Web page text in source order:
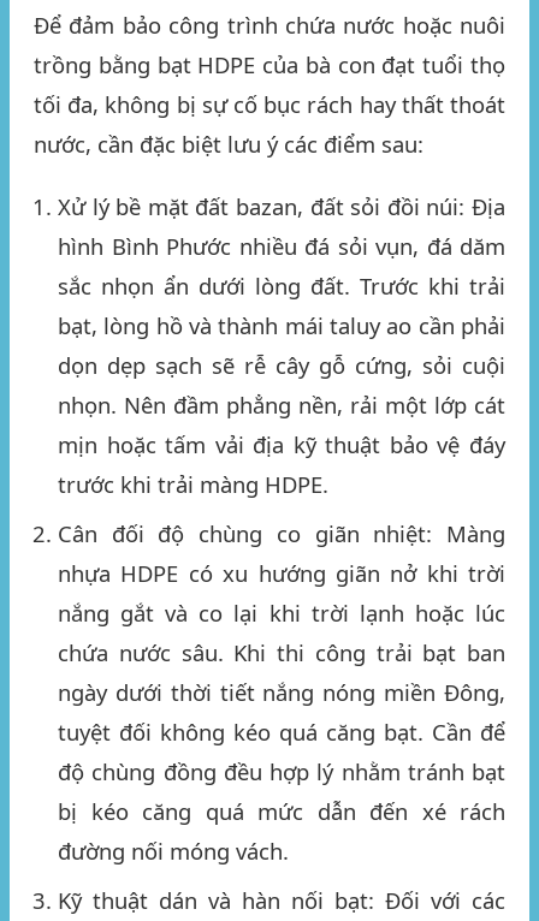
Để đảm bảo công trình chứa nước hoặc nuôi
trồng bằng bạt HDPE của bà con đạt tuổi thọ
tối đa, không bị sự cố bục rách hay thất thoát
nước, cần đặc biệt lưu ý các điểm sau:
Xử lý bề mặt đất bazan, đất sỏi đồi núi: Địa
hình Bình Phước nhiều đá sỏi vụn, đá dăm
sắc nhọn ẩn dưới lòng đất. Trước khi trải
bạt, lòng hồ và thành mái taluy ao cần phải
dọn dẹp sạch sẽ rễ cây gỗ cứng, sỏi cuội
nhọn. Nên đầm phẳng nền, rải một lớp cát
mịn hoặc tấm vải địa kỹ thuật bảo vệ đáy
trước khi trải màng HDPE.
Cân đối độ chùng co giãn nhiệt: Màng
nhựa HDPE có xu hướng giãn nở khi trời
nắng gắt và co lại khi trời lạnh hoặc lúc
chứa nước sâu. Khi thi công trải bạt ban
ngày dưới thời tiết nắng nóng miền Đông,
tuyệt đối không kéo quá căng bạt. Cần để
độ chùng đồng đều hợp lý nhằm tránh bạt
bị kéo căng quá mức dẫn đến xé rách
đường nối móng vách.
Kỹ thuật dán và hàn nối bạt: Đối với các